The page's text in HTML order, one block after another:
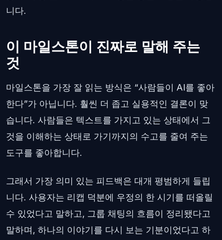
니다.
이 마일스톤이 진짜로 말해 주는
것
마일스톤을 가장 잘 읽는 방식은 “사람들이 AI를 좋아
한다”가 아닙니다. 훨씬 더 좁고 실용적인 결론이 맞
습니다. 사람들은 텍스트를 가지고 있는 상태에서 그
것을 이해하는 상태로 가기까지의 수고를 줄여 주는
도구를 좋아합니다.
그래서 가장 의미 있는 피드백은 대개 평범하게 들립
니다. 사용자는 리캡 덕분에 우정의 한 시기를 떠올릴
수 있었다고 말하고, 그룹 채팅의 흐름이 정리됐다고
말하며, 하나의 이야기를 다시 보는 기분이었다고 하